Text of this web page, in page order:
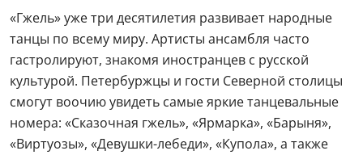
«Гжель» уже три десятилетия развивает народные
танцы по всему миру. Артисты ансамбля часто
гастролируют, знакомя иностранцев с русской
культурой. Петербуржцы и гости Северной столицы
смогут воочию увидеть самые яркие танцевальные
номера: «Сказочная гжель», «Ярмарка», «Барыня»,
«Виртуозы», «Девушки-лебеди», «Купола», а также